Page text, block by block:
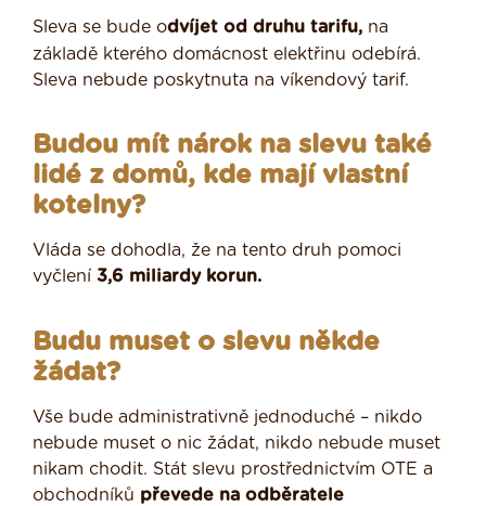
Sleva se bude odvíjet od druhu tarifu, na
základě kterého domácnost elektřinu odebírá.
Sleva nebude poskytnuta na víkendový tarif.
Budou mít nárok na slevu také
lidé z domů, kde mají vlastní
kotelny?
Vláda se dohodla, že na tento druh pomoci
vyčlení 3,6 miliardy korun.
Budu muset o slevu někde
žádat?
Vše bude administrativně jednoduché – nikdo
nebude muset o nic žádat, nikdo nebude muset
nikam chodit. Stát slevu prostřednictvím OTE a
obchodníků převede na odběratele